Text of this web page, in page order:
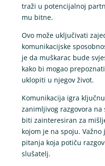
traži u potencijalnoj
mu bitne.
Ovo može uključivati
komunikacijske
je da muškarac bude
kako bi mogao
uklopiti u njegov život.
Komunikacija igra
zanimljivog razgovora
biti zainteresiran za
kojom je na spoju.
pitanja koja potiču
slušatelj.